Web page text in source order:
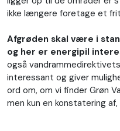
ikke længere foretage et
Afgrøden skal være i
og her er energipil
også
interessant og giver
ord om, om vi finder Grøn
men kun en konstatering